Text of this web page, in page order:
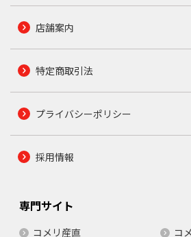
店舗案内
特定商取引法
プライバシーポリシー
採用情報
専門サイト
コメリ産直
コ